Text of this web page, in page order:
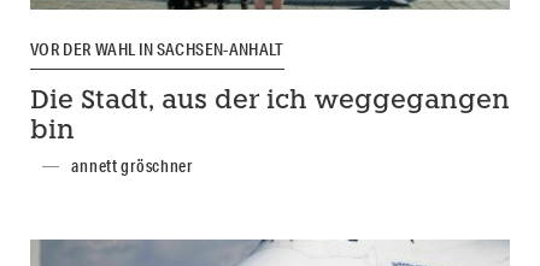
VOR DER WAHL IN SACHSEN-ANHALT
Die Stadt, aus der ich weggegangen
bin
annett gröschner